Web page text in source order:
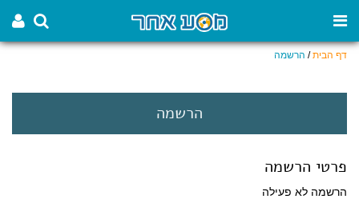
דף הבית/ הרשמה
הרשמה
פרטי הרשמה
הרשמה לא פעילה